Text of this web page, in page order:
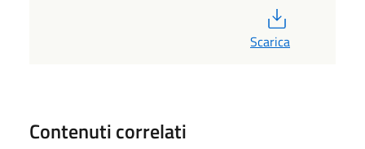
Scarica
Contenuti correlati